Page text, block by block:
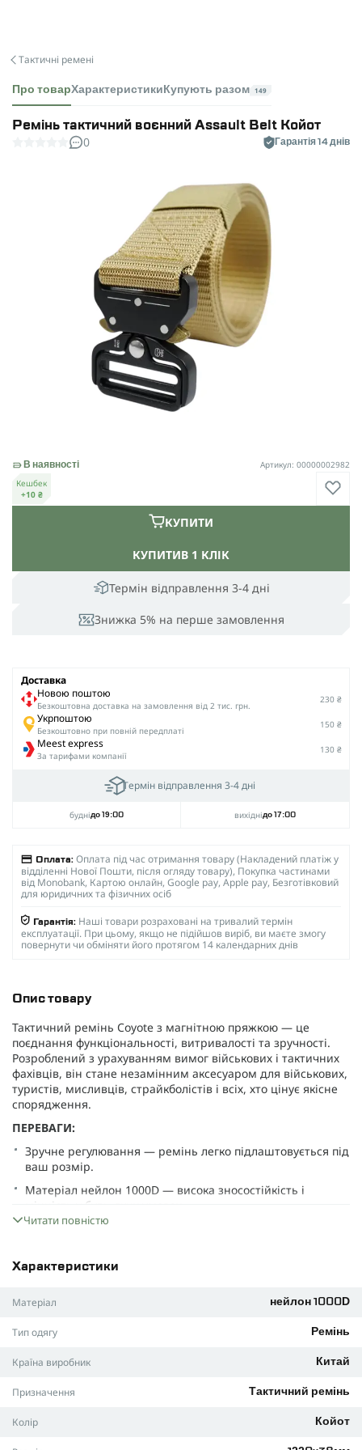
Тактичні ремені
Про товарХарактеристики Купують разом 149
Ремінь тактичний воєнний Assault Belt Койот
0 Гарантія 14 днів
Термін відправлення 3-4 дні
Знижка 5% на перше замовлення
КУПИТИВ 1 КЛІК
КУПИТИ
В наявності
Артикул: 00000002982
Кешбек
+10 ₴
Доставка
Новою поштою
Безкоштовна доставка на замовлення від 2 тис. грн.
230 ₴
Укрпоштою
Безкоштовно при повній передплаті
150 ₴
Meest express
За тарифами компанії
130 ₴
Термін відправлення 3-4 дні
буднідо 19:00 вихіднідо 17:00
Оплата: Оплата під час отримання товару (Накладений платіж у
відділенні Нової Пошти, після огляду товару), Покупка частинами
від Monobank, Картою онлайн, Google pay, Apple pay, Безготівковий
для юридичних та фізичних осіб
Гарантія: Наші товари розраховані на тривалий термін
експлуатації. При цьому, якщо не підійшов виріб, ви маєте змогу
повернути чи обміняти його протягом 14 календарних днів
Опис товару
Тактичний ремінь Coyote з магнітною пряжкою — це
поєднання функціональності, витривалості та зручності.
Розроблений з урахуванням вимог військових і тактичних
фахівців, він стане незамінним аксесуаром для військових,
туристів, мисливців, страйкболістів і всіх, хто цінує якісне
спорядження.
ПЕРЕВАГИ:
Зручне регулювання — ремінь легко підлаштовується під
ваш розмір.
Матеріал нейлон 1000D — висока зносостійкість і
міцність у будь-яких умовах.
Магнітна металева пряжка типу «Кобра» — швидке
Витримує великі навантаження — підходить для
Багатофункціональний — для військової служби,
Матеріал ременя: нейлон 1000D
Матеріал пряжки: цинковий сплав
Довжина: 122 см
Читати повністю
Характеристики
Матеріал нейлон 1000D
Тип одягу Ремінь
Країна виробник Китай
Призначення Тактичний ремінь
Колір Койот